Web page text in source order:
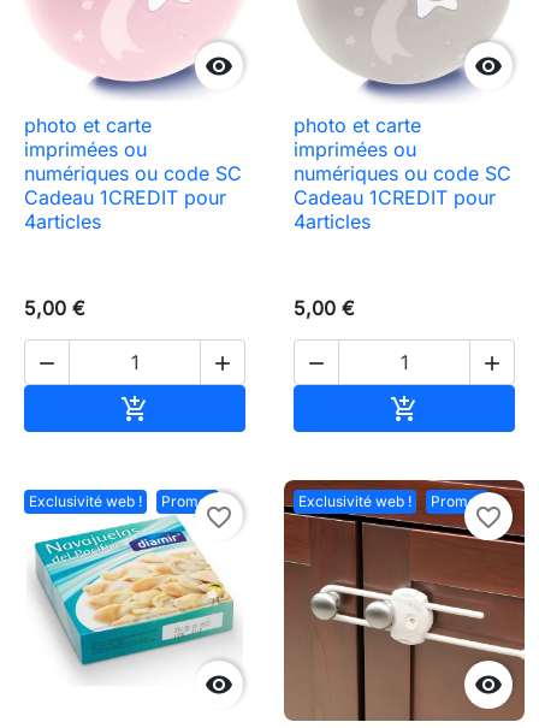

photo et carte
imprimées ou
numériques ou code SC
Cadeau 1CREDIT pour
4articles
5,00 €
 


photo et carte
imprimées ou
numériques ou code SC
Cadeau 1CREDIT pour
4articles
5,00 €
 

Exclusivité web ! Promo !

favorite_border
Exclusivité web ! Promo !

favorite_border